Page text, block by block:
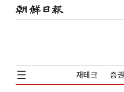
재테크 증권